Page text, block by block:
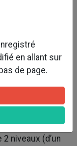
:
(R+2 sur
de parking).
niveaux (d’un
en allant sur
de page.